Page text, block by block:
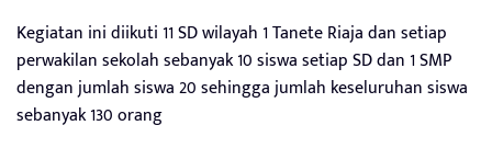
Kegiatan ini diikuti 11 SD wilayah 1 Tanete Riaja dan setiap
perwakilan sekolah sebanyak 10 siswa setiap SD dan 1 SMP
dengan jumlah siswa 20 sehingga jumlah keseluruhan siswa
sebanyak 130 orang